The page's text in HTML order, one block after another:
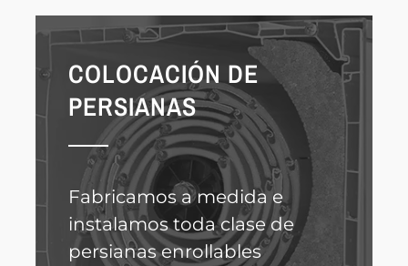
COLOCACIÓN DE
PERSIANAS
Fabricamos a medida e
instalamos toda clase de
persianas enrollables